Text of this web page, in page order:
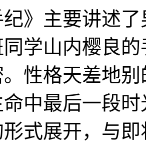
纪》主要讲述
学山内樱良
性格天差地
中最后一段
形式展开，与